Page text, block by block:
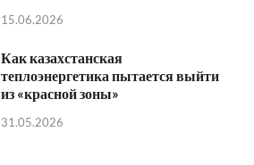
15.06.2026
Как казахстанская
теплоэнергетика пытается выйти
из «красной зоны»
31.05.2026